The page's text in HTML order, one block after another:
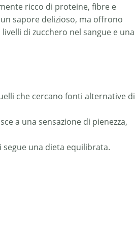
ricco di proteine, fibre e
sapore delizioso, ma offrono
di zucchero nel sangue e una
che cercano fonti alternative di
a una sensazione di pienezza,
una dieta equilibrata.